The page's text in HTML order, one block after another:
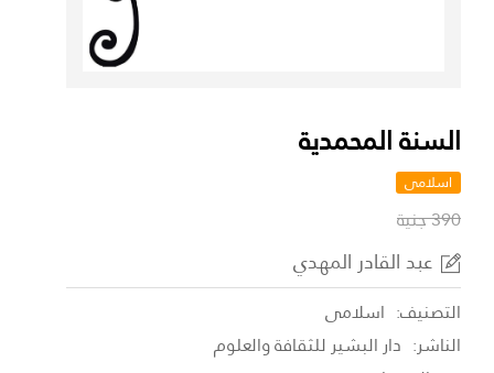
السنة المحمدية
اسلامى
390 جنية
عبد القادر المهدي
التصنيف: اسلامى
الناشر: دار البشير للثقافة والعلوم